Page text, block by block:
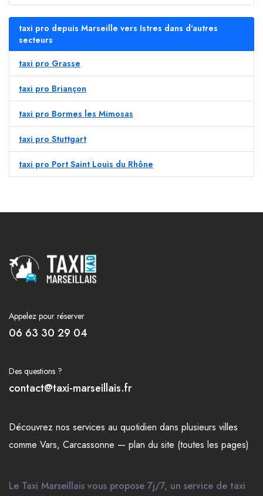
taxi pro depuis Marseille vers Istres dans d'autres
secteurs
taxi pro Grasse
taxi pro Briançon
taxi pro Bormes les Mimosas
taxi pro Stuttgart
taxi pro Port Saint Louis du Rhône
Appelez pour réserver
06 63 30 29 04
Des questions ?
contact@taxi-marseillais.fr
Découvrez nos services au quotidien dans plusieurs villes
comme Vars, Carcassonne — plan du site (toutes les pages)
Le Taxi Marseillais vous propose 7j/7, un service de taxi